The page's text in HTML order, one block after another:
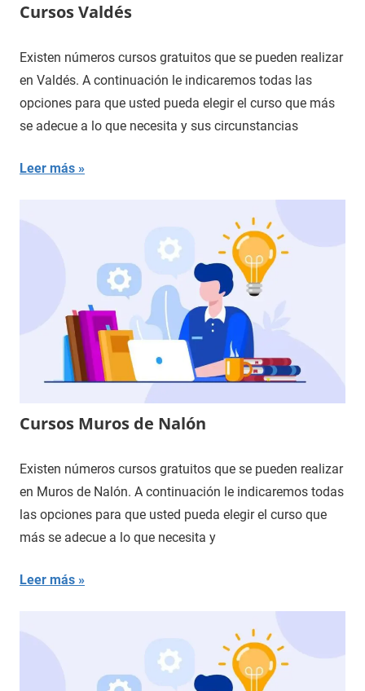
Cursos Valdés
Existen números cursos gratuitos que se pueden realizar
en Valdés. A continuación le indicaremos todas las
opciones para que usted pueda elegir el curso que más
se adecue a lo que necesita y sus circunstancias
Leer más
Cursos Muros de Nalón
Existen números cursos gratuitos que se pueden realizar
en Muros de Nalón. A continuación le indicaremos todas
las opciones para que usted pueda elegir el curso que
más se adecue a lo que necesita y
Leer más